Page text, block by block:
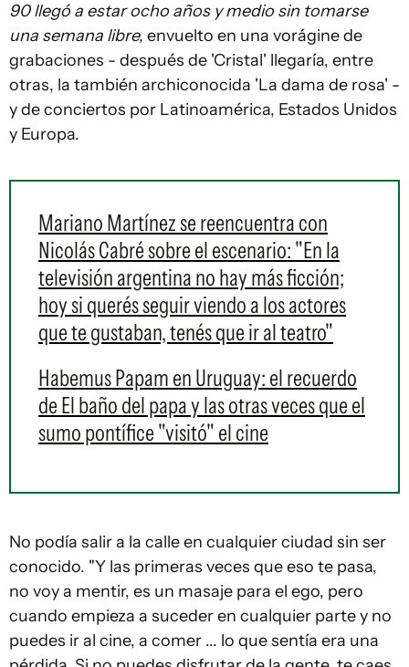
90 llegó a estar ocho años y medio sin tomarse
una semana libre, envuelto en una vorágine de
grabaciones - después de 'Cristal' llegaría, entre
otras, la también archiconocida 'La dama de rosa' -
y de conciertos por Latinoamérica, Estados Unidos
y Europa.
Mariano Martínez se reencuentra con
Nicolás Cabré sobre el escenario: "En la
televisión argentina no hay más ficción;
hoy si querés seguir viendo a los actores
que te gustaban, tenés que ir al teatro"
Habemus Papam en Uruguay: el recuerdo
de El baño del papa y las otras veces que el
sumo pontífice "visitó" el cine
No podía salir a la calle en cualquier ciudad sin ser
conocido. "Y las primeras veces que eso te pasa,
no voy a mentir, es un masaje para el ego, pero
cuando empieza a suceder en cualquier parte y no
puedes ir al cine, a comer ... lo que sentía era una